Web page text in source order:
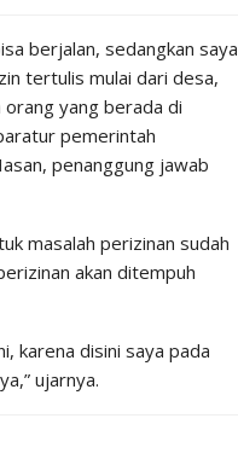
berjalan, sedangkan saya
tertulis mulai dari desa,
yang berada di
pemerintah
penanggung jawab
masalah perizinan sudah
akan ditempuh
karena disini saya pada
ujarnya.